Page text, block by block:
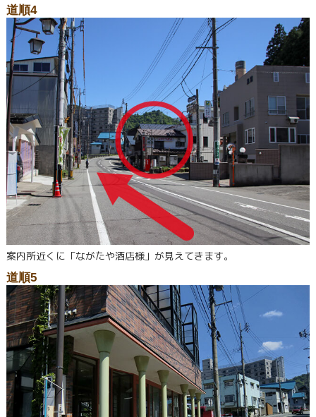
道順4
案内所近くに「ながたや酒店様」が見えてきます。
道順5